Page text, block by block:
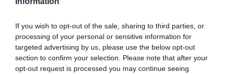
If you wish to opt-out of the sale, sharing to third parties, or
processing of your personal or sensitive information for
targeted advertising by us, please use the below opt-out
section to confirm your selection. Please note that after your
opt-out request is processed you may continue seeing